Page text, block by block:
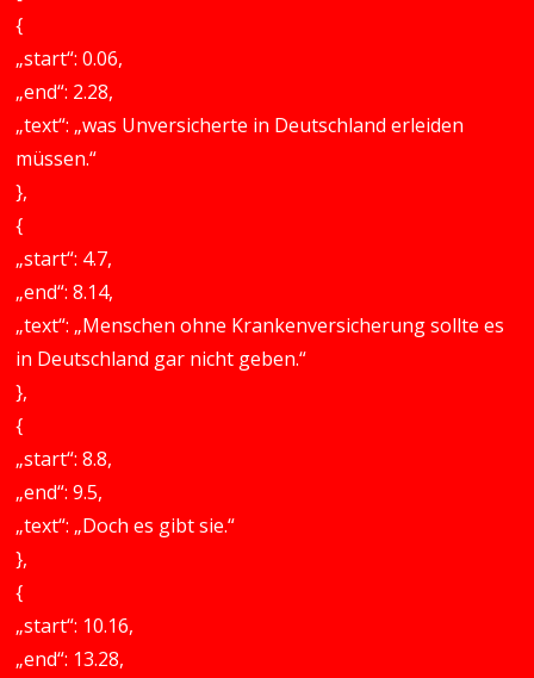
{
„start“: 0.06,
„end“: 2.28,
„text“: „was Unversicherte in Deutschland erleiden
müssen.“
},
{
„start“: 4.7,
„end“: 8.14,
„text“: „Menschen ohne Krankenversicherung sollte es
in Deutschland gar nicht geben.“
},
{
„start“: 8.8,
„end“: 9.5,
„text“: „Doch es gibt sie.“
},
{
„start“: 10.16,
„end“: 13.28,